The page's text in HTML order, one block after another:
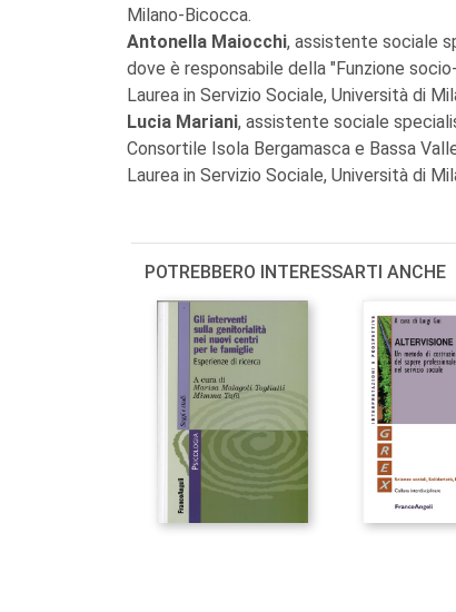
Milano-Bicocca.
Antonella Maiocchi, assistente sociale
dove è responsabile della "Funzione
Laurea in Servizio Sociale, Università di
Lucia Mariani, assistente sociale
Consortile Isola Bergamasca e Bassa
Laurea in Servizio Sociale, Università di
POTREBBERO INTERESSARTI ANCHE